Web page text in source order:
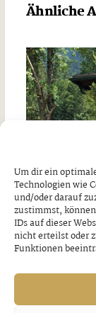
Um dir ein
Technologien wie
und/oder darauf
zustimmst,
IDs auf dieser
nicht erteilst oder
Funktionen
Ähnliche